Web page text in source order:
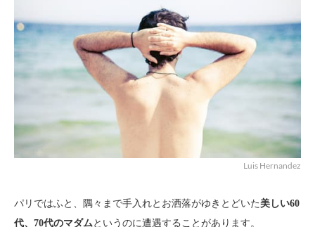
Luis Hernandez
パリではふと、隅々まで手入れとお洒落がゆきとどいた美しい60
代、70代のマダム というのに遭遇することがあります。